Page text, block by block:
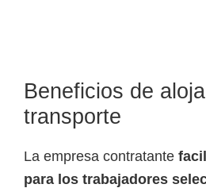
Beneficios de
transporte
La empresa contratante
para los trabajadores